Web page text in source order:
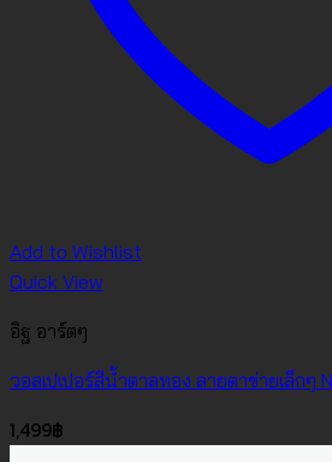
Add to Wishlist
Quick View
อิฐ อาร์ตๆ
วอลเปเปอร์สีน้ำตาลทอง ลายตาข่ายเล็กๆ
1,499฿